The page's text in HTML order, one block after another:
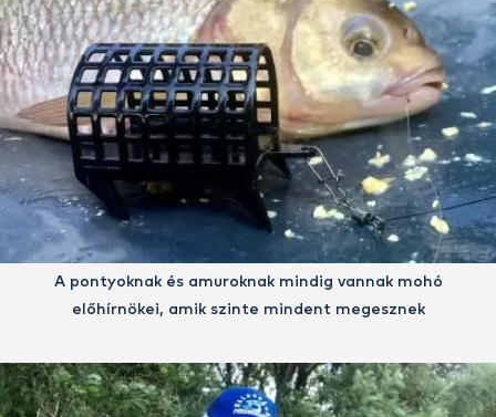
A pontyoknak és amuroknak mindig vannak mohó
előhírnökei, amik szinte mindent megesznek